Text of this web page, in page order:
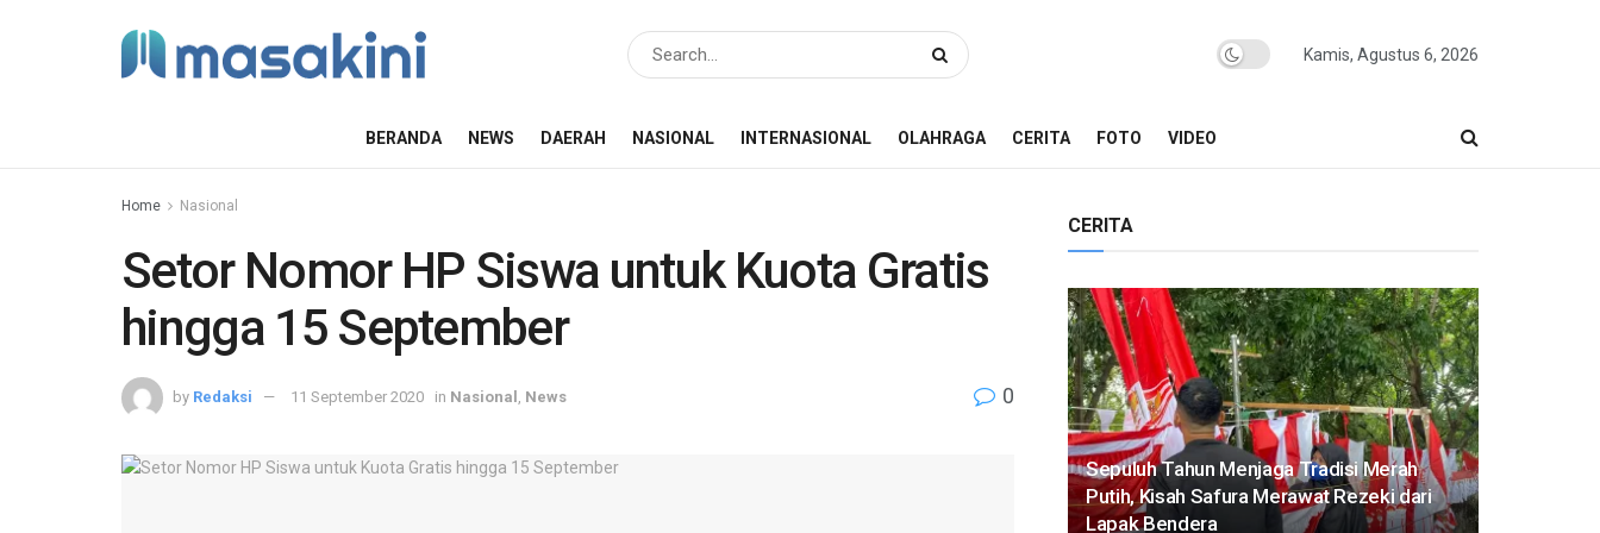
Kamis, Agustus 6, 2026
BERANDA NEWS DAERAH NASIONAL INTERNASIONAL OLAHRAGA CERITA FOTO VIDEO
Home Nasional
Setor Nomor HP Siswa untuk Kuota Gratis
hingga 15 September
by Redaksi 11 September 2020 in Nasional News 0
CERITA
Sepuluh Tahun Menjaga Tradisi Merah
Putih, Kisah Safura Merawat Rezeki dari
Lapak Bendera